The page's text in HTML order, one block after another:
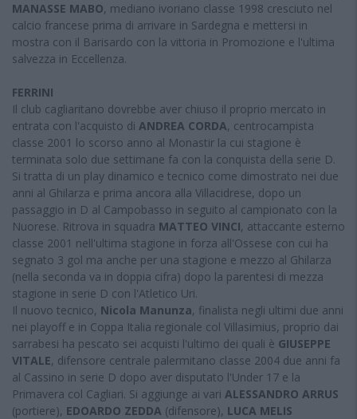
MANASSE MABO, mediano ivoriano classe 1998 cresciuto nel
calcio francese prima di arrivare in Sardegna e mettersi in
mostra con il Barisardo con la vittoria in Promozione e l'ultima
salvezza in Eccellenza.
FERRINI
Il club cagliaritano dovrebbe aver chiuso il proprio mercato in
entrata con l'acquisto di ANDREA CORDA, centrocampista
classe 2001 lo scorso anno al Monastir la cui stagione è
terminata solo due settimane fa con la conquista della serie D.
Si tratta di un play dinamico e tecnico come dimostrato nei due
anni al Ghilarza e prima ancora alla Villacidrese, dopo un
passaggio in D al Campobasso in seguito al campionato con la
Nuorese. Ritrova in squadra MATTEO VINCI, attaccante esterno
classe 2001 nell'ultima stagione in forza all'Ossese con cui ha
segnato 3 gol ma anche per una stagione e mezzo al Ghilarza
(nella seconda va in doppia cifra) dopo la parentesi di mezza
stagione in serie D con l'Atletico Uri.
Il nuovo tecnico, Nicola Manunza, finalista negli ultimi due anni
nei playoff e in Coppa Italia regionale col Villasimius, proprio dai
sarrabesi ha pescato sei acquisti l'ultimo dei quali è GIUSEPPE
VITALE, difensore centrale palermitano classe 2004 due anni fa
al Cassino in serie D dopo aver disputato l'Under 17 e la
Primavera col Cagliari. Si aggiunge ai vari ALESSANDRO ARRUS
(portiere), EDOARDO ZEDDA (difensore), LUCA MELIS